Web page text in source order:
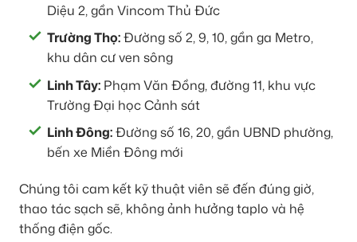
Diệu 2, gần Vincom Thủ Đức
Trường Thọ:Đường số 2, 9, 10, gần ga Metro,
khu dân cư ven sông
Linh Tây: Phạm Văn Đồng, đường 11, khu vực
Trường Đại học Cảnh sát
Linh Đông:Đường số 16, 20, gần UBND phường,
bến xe Miền Đông mới
Chúng tôi cam kết kỹ thuật viên sẽ đến đúng giờ,
thao tác sạch sẽ, không ảnh hưởng taplo và hệ
thống điện gốc.